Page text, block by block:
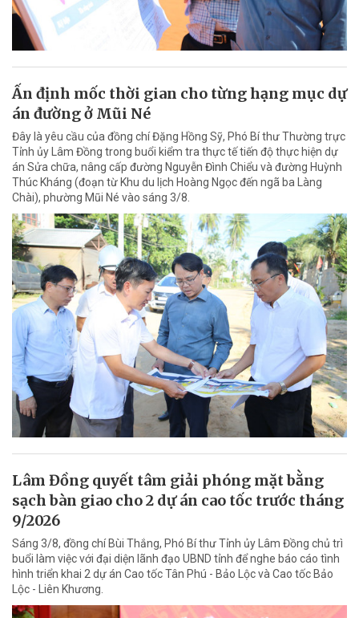
Ấn định mốc thời gian cho từng hạng mục dự
án đường ở Mũi Né
Đây là yêu cầu của đồng chí Đặng Hồng Sỹ, Phó Bí thư Thường trực
Tỉnh ủy Lâm Đồng trong buổi kiểm tra thực tế tiến độ thực hiện dự
án Sửa chữa, nâng cấp đường Nguyễn Đình Chiểu và đường Huỳnh
Thúc Kháng (đoạn từ Khu du lịch Hoàng Ngọc đến ngã ba Làng
Chài), phường Mũi Né vào sáng 3/8.
Lâm Đồng quyết tâm giải phóng mặt bằng
sạch bàn giao cho 2 dự án cao tốc trước tháng
9/2026
Sáng 3/8, đồng chí Bùi Thắng, Phó Bí thư Tỉnh ủy Lâm Đồng chủ trì
buổi làm việc với đại diện lãnh đạo UBND tỉnh để nghe báo cáo tình
hình triển khai 2 dự án Cao tốc Tân Phú - Bảo Lộc và Cao tốc Bảo
Lộc - Liên Khương.